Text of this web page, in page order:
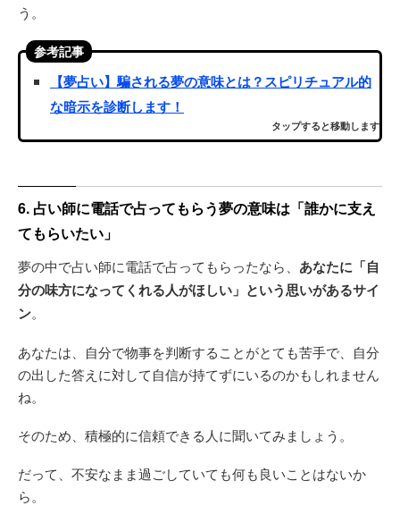
う。
参考記事
【夢占い】騙される夢の意味とは？スピリチュアル的
な暗示を診断します！
タップすると移動します
6. 占い師に電話で占ってもらう夢の意味は「誰かに支え
てもらいたい」
夢の中で占い師に電話で占ってもらったなら、 あなたに「自
分の味方になってくれる人がほしい」という思いがあるサイ
ン。
あなたは、自分で物事を判断することがとても苦手で、自分
の出した答えに対して自信が持てずにいるのかもしれません
ね。
そのため、積極的に信頼できる人に聞いてみましょう。
だって、不安なまま過ごしていても何も良いことはないか
ら。